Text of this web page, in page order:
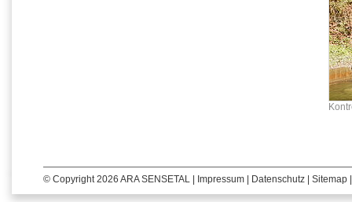
© Copyright 2026 ARA SENSETAL | Impressum Datenschutz Sitemap